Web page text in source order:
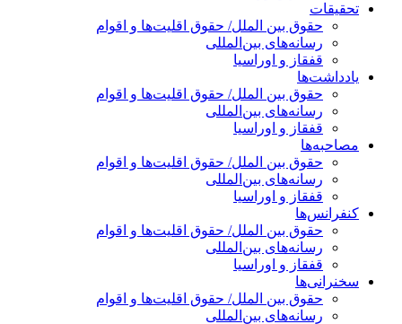
تحقیقات
حقوق بین الملل/ حقوق اقلیت‌ها و اقوام
رسانه‌های بین‌المللی
قفقاز و اوراسیا
یادداشت‌ها
حقوق بین الملل/ حقوق اقلیت‌ها و اقوام
رسانه‌های بین‌المللی
قفقاز و اوراسیا
مصاحبه‌ها
حقوق بین الملل/ حقوق اقلیت‌ها و اقوام
رسانه‌های بین‌المللی
قفقاز و اوراسیا
کنفرانس‌ها
حقوق بین الملل/ حقوق اقلیت‌ها و اقوام
رسانه‌های بین‌المللی
قفقاز و اوراسیا
سخنرانی‌ها
حقوق بین الملل/ حقوق اقلیت‌ها و اقوام
رسانه‌های بین‌المللی